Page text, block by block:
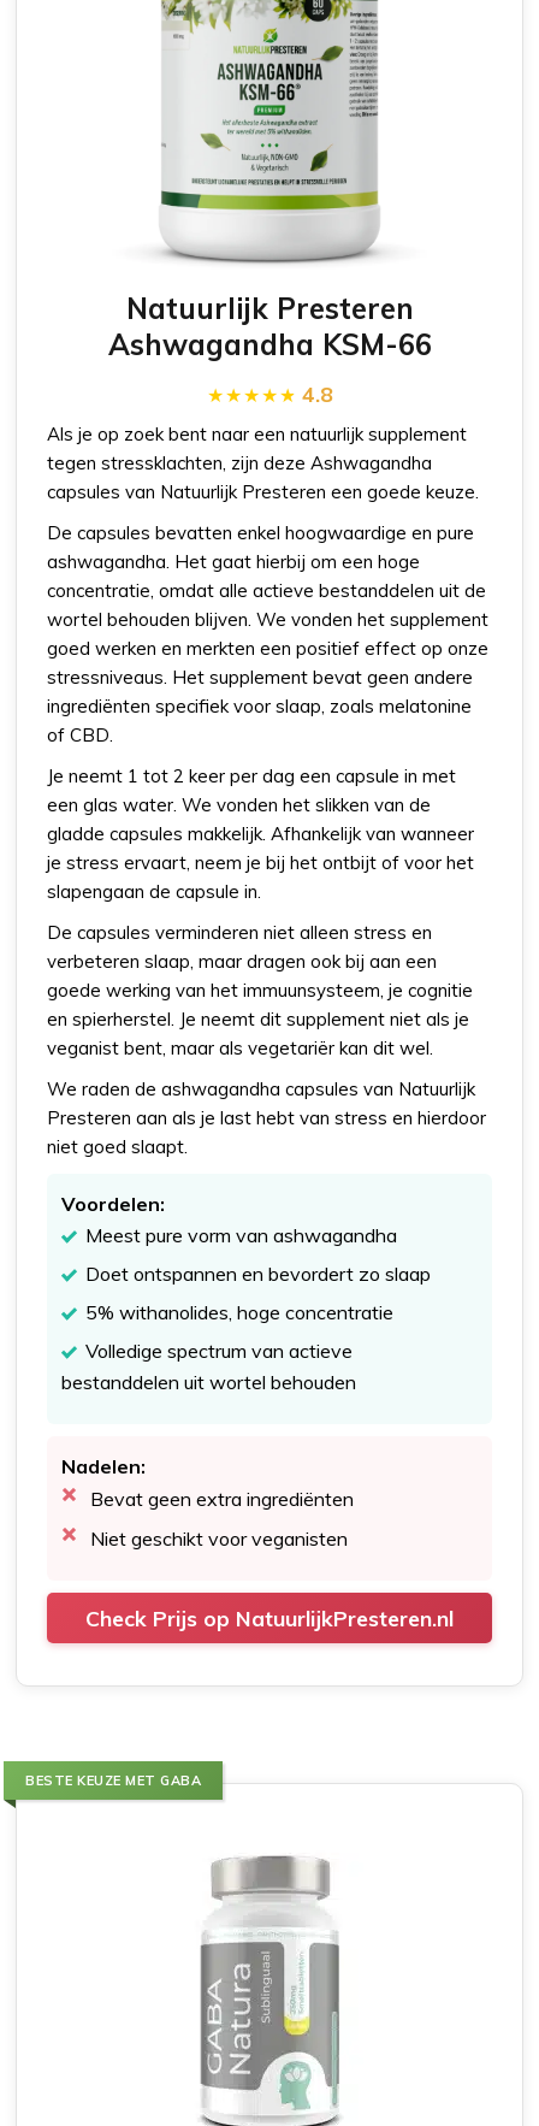
Natuurlijk Presteren
Ashwagandha KSM-66
4.8
Als je op zoek bent naar een natuurlijk supplement
tegen stressklachten, zijn deze Ashwagandha
capsules van Natuurlijk Presteren een goede keuze.
De capsules bevatten enkel hoogwaardige en pure
ashwagandha. Het gaat hierbij om een hoge
concentratie, omdat alle actieve bestanddelen uit de
wortel behouden blijven. We vonden het supplement
goed werken en merkten een positief effect op onze
stressniveaus. Het supplement bevat geen andere
ingrediënten specifiek voor slaap, zoals melatonine
of CBD.
Je neemt 1 tot 2 keer per dag een capsule in met
een glas water. We vonden het slikken van de
gladde capsules makkelijk. Afhankelijk van wanneer
je stress ervaart, neem je bij het ontbijt of voor het
slapengaan de capsule in.
De capsules verminderen niet alleen stress en
verbeteren slaap, maar dragen ook bij aan een
goede werking van het immuunsysteem, je cognitie
en spierherstel. Je neemt dit supplement niet als je
veganist bent, maar als vegetariër kan dit wel.
We raden de ashwagandha capsules van Natuurlijk
Presteren aan als je last hebt van stress en hierdoor
niet goed slaapt.
Voordelen:
Meest pure vorm van ashwagandha
Doet ontspannen en bevordert zo slaap
5% withanolides, hoge concentratie
Volledige spectrum van actieve
bestanddelen uit wortel behouden
Nadelen:
Bevat geen extra ingrediënten
Niet geschikt voor veganisten
Check Prijs op NatuurlijkPresteren.nl
BESTE KEUZE MET GABA